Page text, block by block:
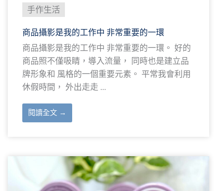
手作生活
商品攝影是我的工作中 非常重要的一環
商品攝影是我的工作中 非常重要的一環。 好的
商品照不僅吸睛，導入流量， 同時也是建立品
牌形象和 風格的一個重要元素。 平常我會利用
休假時間， 外出走走 ...
閱讀全文 →